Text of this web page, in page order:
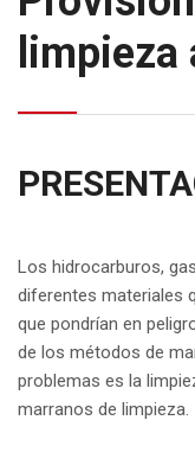
limpieza
Los hidrocarburos,
diferentes materiales
que pondrían en
de los métodos de
problemas es la
marranos de limpieza.